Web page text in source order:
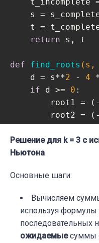
t_incomplete
s =
t =
return s, t
def find_roots (s,
    d = s**
2 - 4
if d >= 0 :
root1 =
root2 =
else:
        print(
2
s, t =
Решение для k = 3 с
Ньютона
Основные шаги:
Вычисляем
используя формулы
последовательных
ожидаемыесуммы